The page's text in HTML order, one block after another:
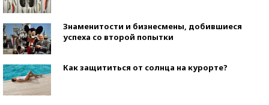
Знаменитости и бизнесмены, добившиеся
успеха со второй попытки
Как защититься от солнца на курорте?